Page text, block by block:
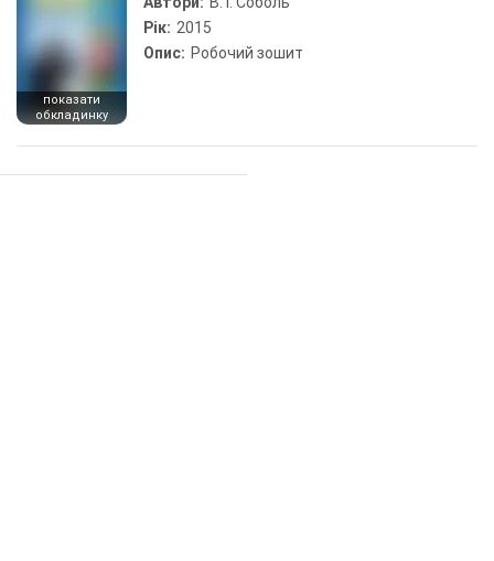
показати
обкладинку
Рік: 2015
Опис: Робочий зошит